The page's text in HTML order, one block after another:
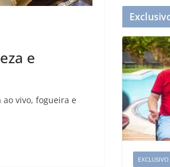
e
ao vivo, fogueira e
EXCLUSIVO